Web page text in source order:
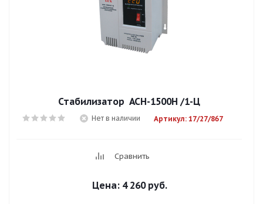
Стабилизатор АСН-1500Н /1-Ц
Нет в наличии Артикул: 17/27/867
Сравнить
Цена: 4 260 руб.